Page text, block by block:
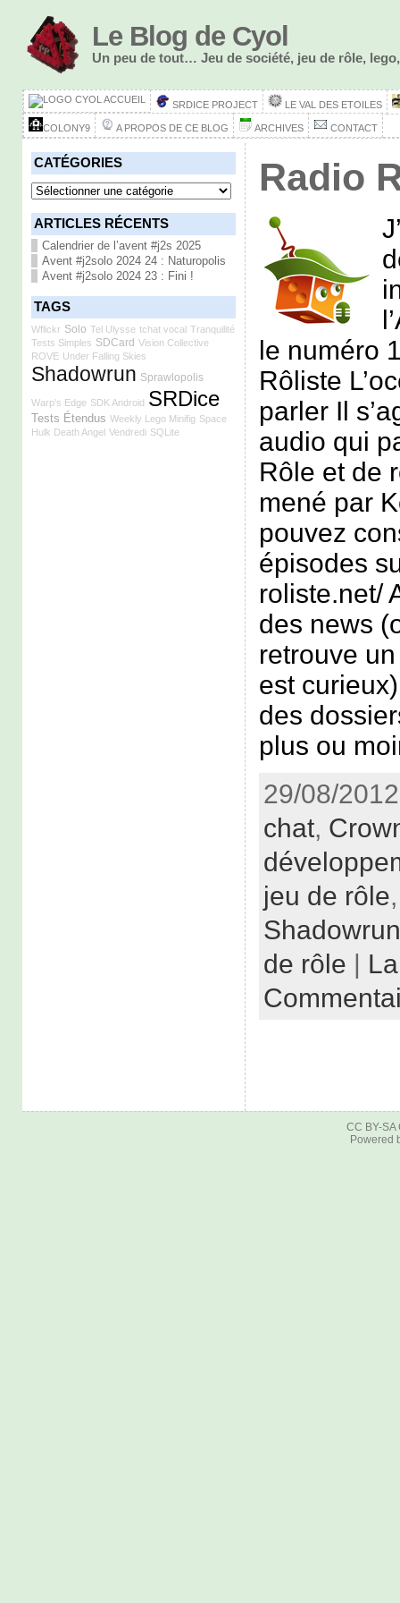
Le Blog de Cyol
Un peu de tout… Jeu de société, jeu de rôle,
ACCUEIL SRDICE PROJECT LE VAL DES ETOILES
COLONY9 A PROPOS DE CE BLOG ARCHIVES CONTACT
CATÉGORIES
Catégories
ARTICLES RÉCENTS
Calendrier de l’avent #j2s 2025
Avent #j2solo 2024 24 : Naturopolis
Avent #j2solo 2024 23 : Fini !
TAGS
Wflickr Solo Tel Ulysse tchat vocal Tranquilité
Tests Simples SDCard Vision Collective
ROVE Under Falling Skies
Shadowrun Sprawlopolis
Warp's Edge SDK Android SRDice
Tests Étendus Weekly Lego Minifig Space
Hulk Death Angel Vendredi SQLite
Radio
le numéro
Rôliste
parler Il
audio qui
Rôle et de
mené par
pouvez
épisodes
roliste.net/
des news
retrouve
est
des
plus ou
29/08/
chat,
jeu de rôle
Shadowrun
de rôle |
CC BY-SA
Powered